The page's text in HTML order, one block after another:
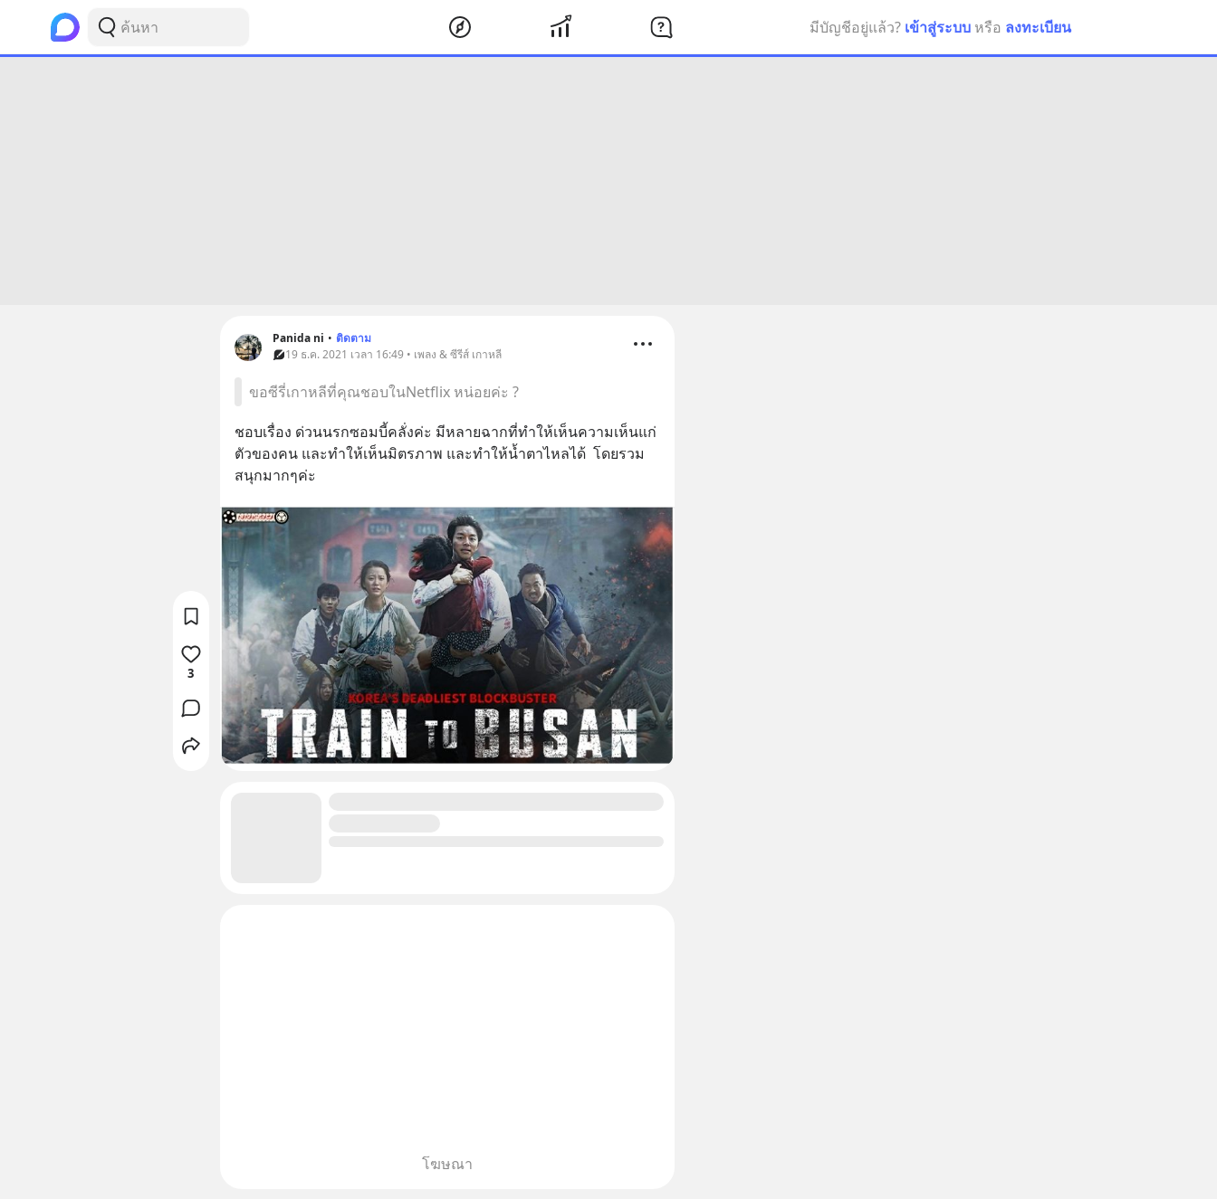
มีบัญชีอยู่แล้ว? เข้าสู่ระบบ หรือ ลงทะเบียน
Panida ni • ติดตาม
19 ธ.ค. 2021 เวลา 16:49 • เพลง & ซีรีส์ เกาหลี
ขอซีรี่เกาหลีที่คุณชอบในNetflix หน่อยค่ะ ?
ชอบเรื่อง​ ด่วนนรกซอมบี้คลั่งค่ะ​ มีหลายฉากที่ทำให้เห็นความเห็นแก่
ตัวของคน​ และทำให้เห็นมิตรภาพ​ และทำให้น้ำตาไหลได้  โดยรวม
สนุกมากๆค่ะ
3
โฆษณา